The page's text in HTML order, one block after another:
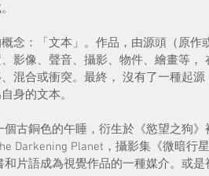
概念：「文本」。作品，由源頭（原
影像、聲音、攝影、物件、繪畫等，
混合或衝突。最終， 沒有了一種起
身的文本。
個古銅色的午睡，衍生於《慾望之狗》
Darkening Planet，攝影集《微暗行
和片語成為視覺作品的一種媒介。或是